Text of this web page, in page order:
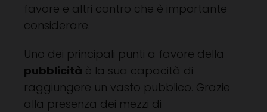
favore e altri contro che è importante
considerare.
Uno dei principali punti a favore della
pubblicità è la sua capacità di
raggiungere un vasto pubblico. Grazie
alla presenza dei mezzi di